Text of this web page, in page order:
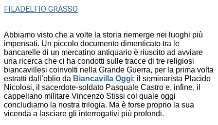
FILADELFIO GRASSO
Abbiamo visto che a volte la storia riemerge nei luoghi più
impensati. Un piccolo documento dimenticato tra le
bancarelle di un mercatino antiquario è riuscito ad avviare
una ricerca che ci ha condotti sulle tracce di tre religiosi
biancavillesi coinvolti nella Grande Guerra, per la prima volta
estratti dall’oblio da Biancavilla Oggi: il seminarista Placido
Nicolosi, il sacerdote-soldato Pasquale Castro e, infine, il
cappellano militare Vincenzo Stissi col quale oggi
concludiamo la nostra trilogia. Ma è forse proprio la sua
vicenda a lasciare gli interrogativi più profondi.